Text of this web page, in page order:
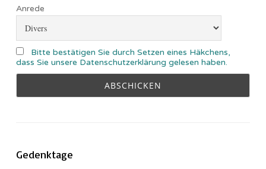
Anrede
Bitte bestätigen Sie durch Setzen eines Häkchens,
dass Sie unsere Datenschutzerklärung gelesen haben.
Gedenktage